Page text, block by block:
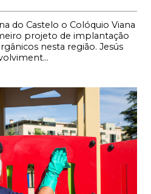
do Castelo o Colóquio Viana
projeto de implantação
nesta região. Jesús